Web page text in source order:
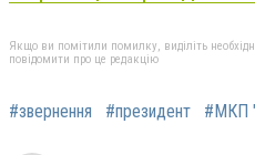
Якщо ви помітили помилку, виділіть
повідомити про це редакцію
#звернення #президент #МКП